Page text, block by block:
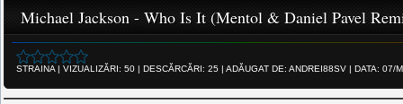
Michael Jackson - Who Is It (Mentol & Daniel Pavel
STRAINA| VIZUALIZĂRI: 50 | DESCĂRCĂRI: 25 | ADĂUGAT DE: ANDREI88SV | DATA: 07/